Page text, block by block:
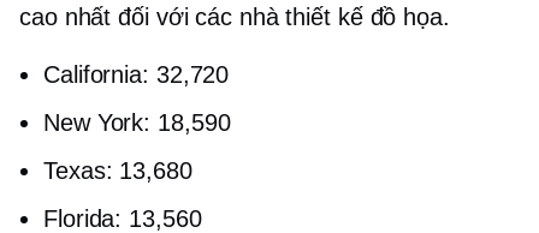
cao nhất đối với các nhà thiết kế đồ họa.
California: 32,720
New York: 18,590
Texas: 13,680
Florida: 13,560